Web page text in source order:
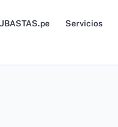
Servicios